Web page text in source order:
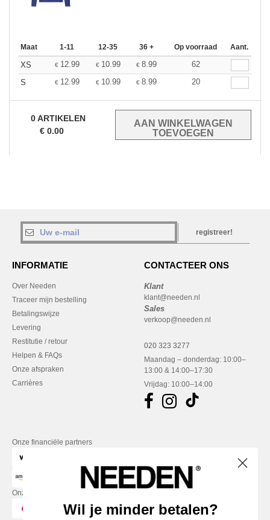
Maat 1-11 12-35 36 + Op voorraad Aant.
XS € 12.99 € 10.99 € 8.99
62
S
€ 12.99 € 10.99 € 8.99 20
0ARTIKELEN
€ 0.00
registreer!
INFORMATIE
Over Needen
Traceer mijn bestelling
Betalingswijze
Levering
Restitutie / retour
Helpen & FAQs
Onze afspraken
Carrières
CONTACTEER ONS
Klant
klant@needen.nl
Sales
verkoop@needen.nl
020 323 3277
Maandag – donderdag: 10:00–
13:00 & 14:00–17:30
Vrijdag: 10:00–14:00
Onze financiële partners
Onze transporteurs
Wil je minder betalen?